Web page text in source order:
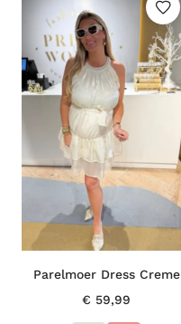
Parelmoer Dress Creme
€ 59,99